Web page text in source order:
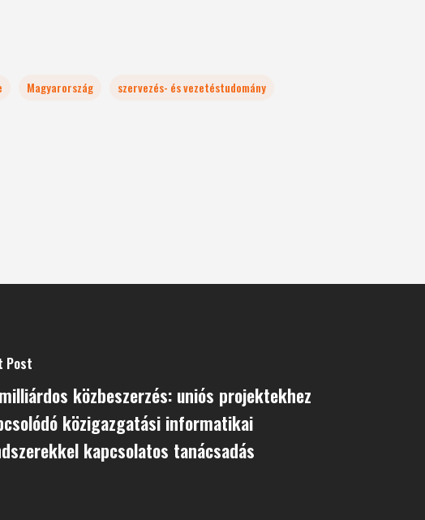
Magyarország
szervezés- és vezetéstudomány
Post
közbeszerzés: uniós projektekhez
közigazgatási informatikai
kapcsolatos tanácsadás